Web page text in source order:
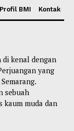
Profil BMI Kontak
kenal dengan
yang
sebuah
kaum muda dan